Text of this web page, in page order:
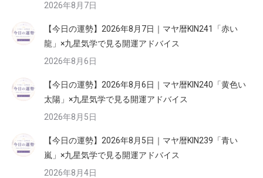
2026年8月7日
【今日の運勢】2026年8月7日｜マヤ暦KIN241「赤い
龍」×九星気学で見る開運アドバイス
2026年8月6日
【今日の運勢】2026年8月6日｜マヤ暦KIN240「黄色い
太陽」×九星気学で見る開運アドバイス
2026年8月5日
【今日の運勢】2026年8月5日｜マヤ暦KIN239「青い
嵐」×九星気学で見る開運アドバイス
2026年8月4日